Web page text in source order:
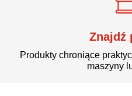
Znajdź
Produkty chroniące
maszyny